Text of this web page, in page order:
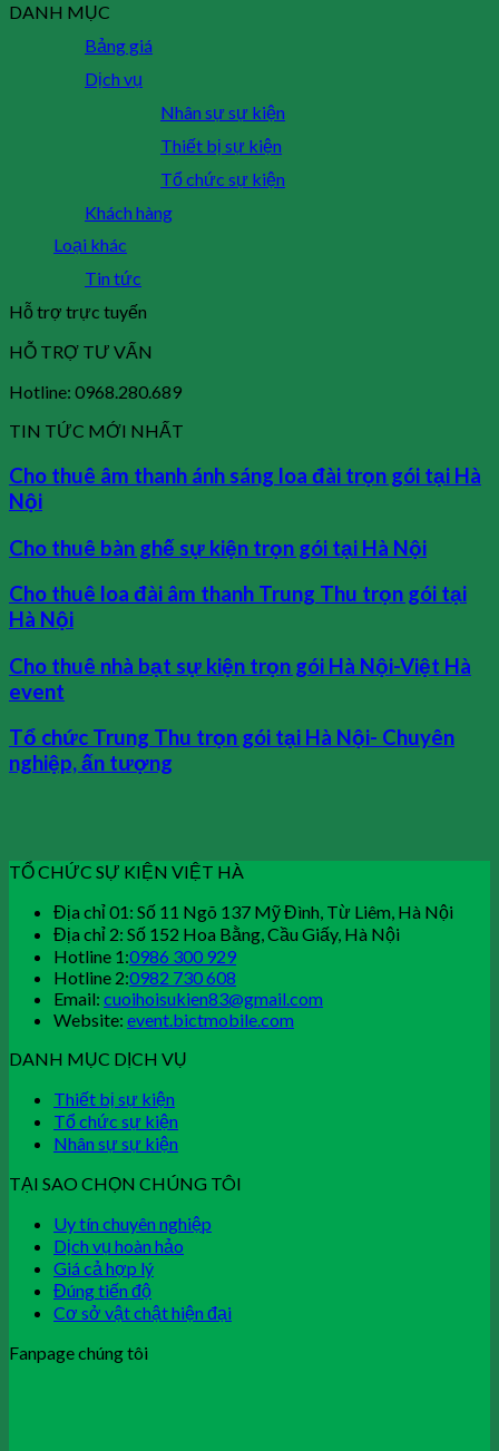
DANH MỤC
Bảng giá
Dịch vụ
Nhân sự sự kiện
Thiết bị sự kiện
Tổ chức sự kiện
Khách hàng
Loại khác
Tin tức
Hỗ trợ trực tuyến
HỖ TRỢ TƯ VẤN
Hotline: 0968.280.689
TIN TỨC MỚI NHẤT
Cho thuê âm thanh ánh sáng loa đài trọn gói tại Hà
Nội
Cho thuê bàn ghế sự kiện trọn gói tại Hà Nội
Cho thuê loa đài âm thanh Trung Thu trọn gói tại
Hà Nội
Cho thuê nhà bạt sự kiện trọn gói Hà Nội-Việt Hà
event
Tổ chức Trung Thu trọn gói tại Hà Nội- Chuyên
nghiệp, ấn tượng
TỔ CHỨC SỰ KIỆN VIỆT HÀ
Địa chỉ 01: Số 11 Ngõ 137 Mỹ Đình, Từ Liêm, Hà Nội
Địa chỉ 2: Số 152 Hoa Bằng, Cầu Giấy, Hà Nội
Hotline 1:0986 300 929
Hotline 2:0982 730 608
Email: cuoihoisukien83@gmail.com
Website: event.bictmobile.com
DANH MỤC DỊCH VỤ
Thiết bị sự kiện
Tổ chức sự kiện
Nhân sự sự kiện
TẠI SAO CHỌN CHÚNG TÔI
Uy tín chuyên nghiệp
Dịch vụ hoàn hảo
Giá cả hợp lý
Đúng tiến độ
Cơ sở vật chật hiện đại
Fanpage chúng tôi